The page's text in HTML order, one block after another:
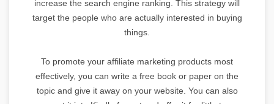
increase the search engine ranking. This strategy will
target the people who are actually interested in buying
things.
To promote your affiliate marketing products most
effectively, you can write a free book or paper on the
topic and give it away on your website. You can also